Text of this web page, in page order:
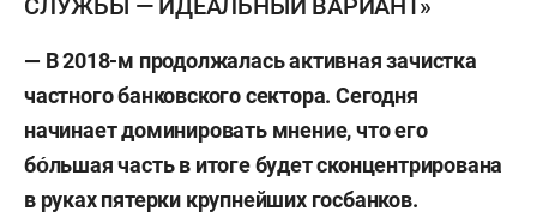
СЛУЖБЫ — ИДЕАЛЬНЫЙ ВАРИАНТ»
— В2018-м продолжалась активная зачистка
частного банковского сектора.Сегодня
начинает доминировать мнение,что его
бо́льшая часть в итогебудет сконцентрирована
в руках пятерки крупнейших госбанков.